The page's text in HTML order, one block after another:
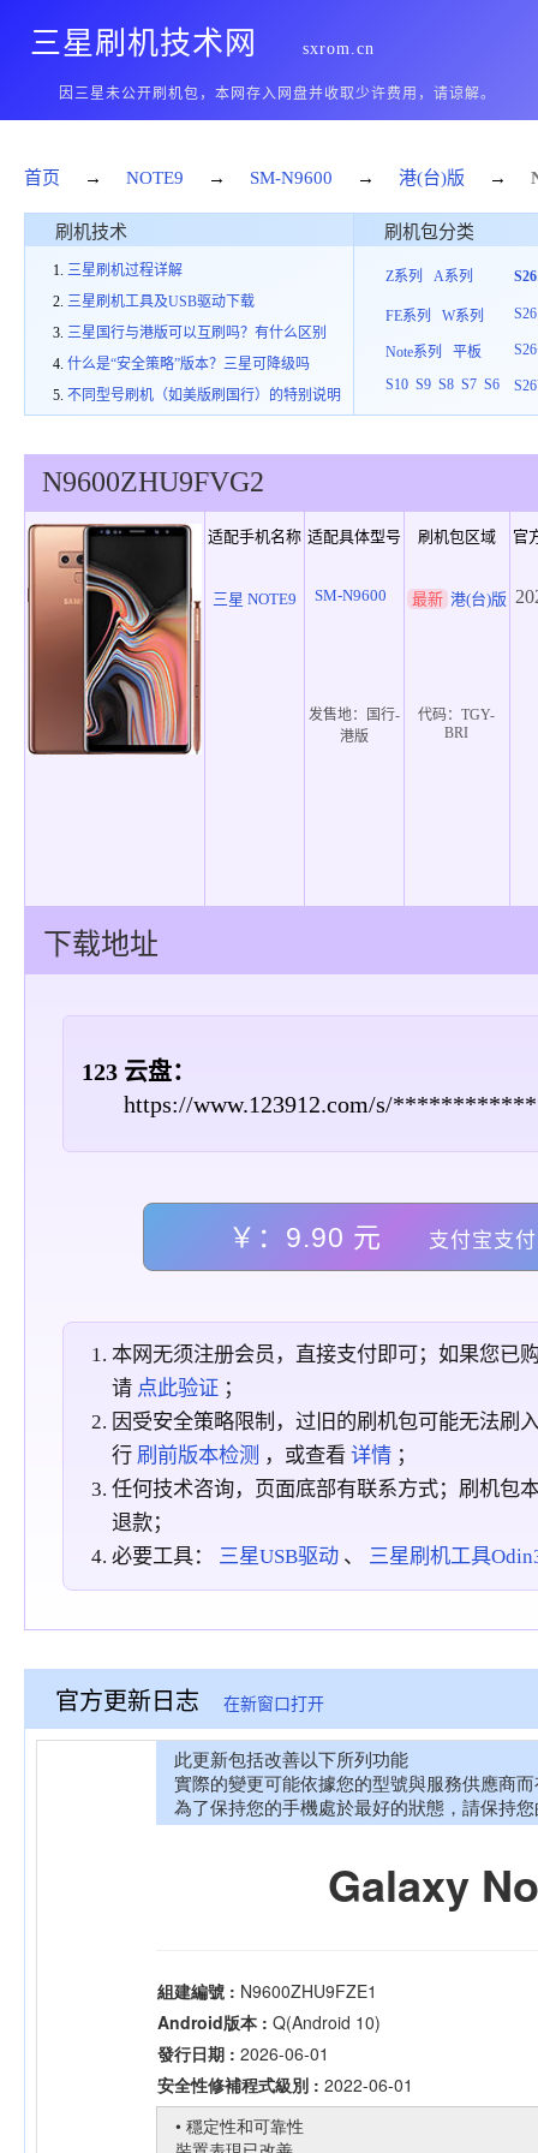
三星刷机技术网 sxrom.cn
因三星未公开刷机包，本网存入网盘并收取少许费用，请谅解。
首页 → NOTE9 → SM-N9600 → 港(台)版 →
刷机技术
三星刷机过程详解
三星刷机工具及USB驱动下载
三星国行与港版可以互刷吗？有什么区别
什么是“安全策略”版本？三星可降级吗
不同型号刷机（如美版刷国行）的特别说明
刷机包分类
Z系列 A系列
FE系列 W系列
Note系列
平板
S10 S9 S8 S7 S6
S26
N9600ZHU9FVG2
适配手机名称 适配具体型号 刷机包区域 官
三星 NOTE9 SM-N9600 最新 港(台)版
发售地：
国行-
港版
代码：TGY-
BRI
下载地址
123 云盘：
https://www.123912.com/s/************
￥：9.90 元 支付宝支付
本网无须注册会员，直接支付即可；如果您已
请 点此验证 ；
因受安全策略限制，过旧的刷机包可能无法刷
行 刷前版本检测 ，或查看详情 ；
任何技术咨询，页面底部有联系方式；刷机包
退款；
必要工具： 三星USB驱动 、 三星刷机工具
官方更新日志 在新窗口打开